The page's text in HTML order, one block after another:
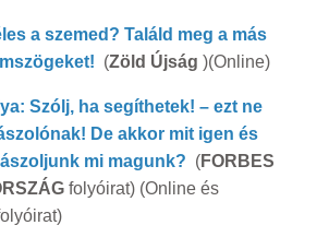
a szemed? Találd meg a más
(Zöld Újság )(Online)
Szólj, ha segíthetek! – ezt ne
De akkor mit igen és
mi magunk? (FORBES
folyóirat) (Online és